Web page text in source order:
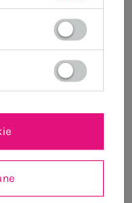
Zobacz wszystko